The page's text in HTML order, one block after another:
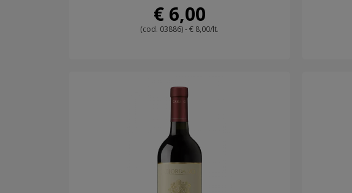
€ 6,00
(cod. 03886) - € 8,00/lt.